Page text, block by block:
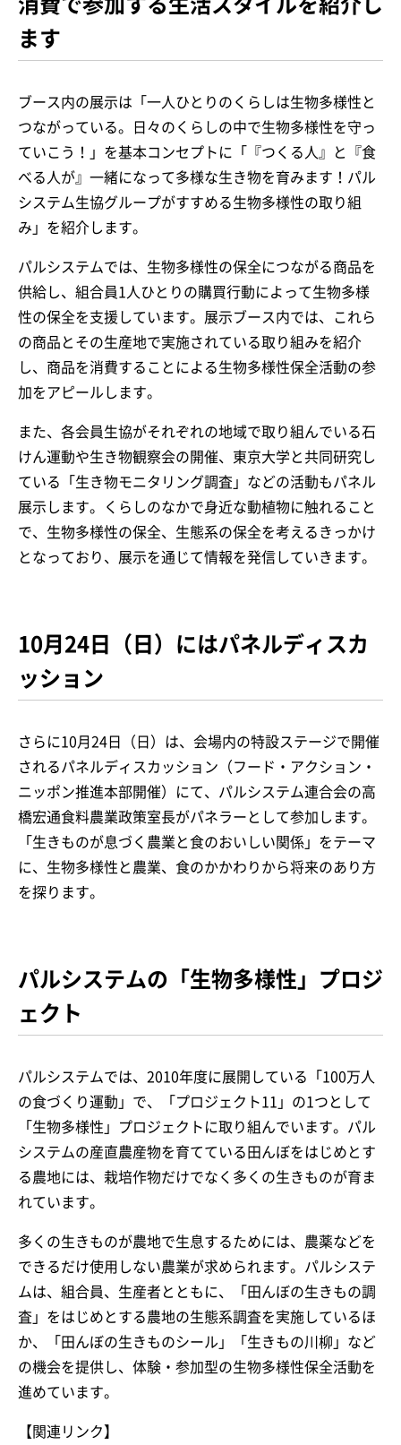
消費で参加する生活スタイルを紹介し
ます
ブース内の展示は「一人ひとりのくらしは生物多様性と
つながっている。日々のくらしの中で生物多様性を守っ
ていこう！」を基本コンセプトに「『つくる人』と『食
べる人が』一緒になって多様な生き物を育みます！パル
システム生協グループがすすめる生物多様性の取り組
み」を紹介します。
パルシステムでは、生物多様性の保全につながる商品を
供給し、組合員1人ひとりの購買行動によって生物多様
性の保全を支援しています。展示ブース内では、これら
の商品とその生産地で実施されている取り組みを紹介
し、商品を消費することによる生物多様性保全活動の参
加をアピールします。
また、各会員生協がそれぞれの地域で取り組んでいる石
けん運動や生き物観察会の開催、東京大学と共同研究し
ている「生き物モニタリング調査」などの活動もパネル
展示します。くらしのなかで身近な動植物に触れること
で、生物多様性の保全、生態系の保全を考えるきっかけ
となっており、展示を通じて情報を発信していきます。
10月24日（日）にはパネルディスカ
ッション
さらに10月24日（日）は、会場内の特設ステージで開催
されるパネルディスカッション（フード・アクション・
ニッポン推進本部開催）にて、パルシステム連合会の高
橋宏通食料農業政策室長がパネラーとして参加します。
「生きものが息づく農業と食のおいしい関係」をテーマ
に、生物多様性と農業、食のかかわりから将来のあり方
を探ります。
パルシステムの「生物多様性」プロジ
ェクト
パルシステムでは、2010年度に展開している「100万人
の食づくり運動」で、「プロジェクト11」の1つとして
「生物多様性」プロジェクトに取り組んでいます。パル
システムの産直農産物を育てている田んぼをはじめとす
る農地には、栽培作物だけでなく多くの生きものが育ま
れています。
多くの生きものが農地で生息するためには、農薬などを
できるだけ使用しない農業が求められます。パルシステ
ムは、組合員、生産者とともに、「田んぼの生きもの調
査」をはじめとする農地の生態系調査を実施しているほ
か、「田んぼの生きものシール」「生きもの川柳」など
の機会を提供し、体験・参加型の生物多様性保全活動を
進めています。
【関連リンク】